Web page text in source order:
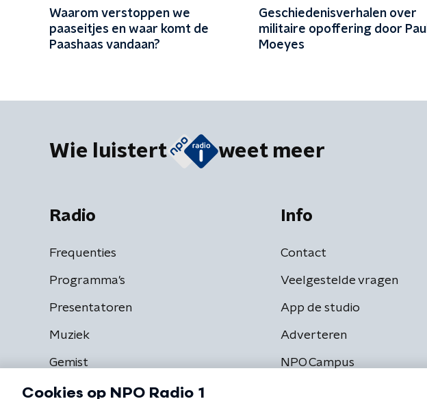
Waarom verstoppen we
paaseitjes en waar komt de
Paashaas vandaan?
Geschiedenisverhalen over
militaire opoffering door Paul
Moeyes
Wie luistert weet meer
Radio
Frequenties
Programma's
Presentatoren
Muziek
Gemist
Info
Contact
Veelgestelde vragen
App de studio
Adverteren
NPO Campus